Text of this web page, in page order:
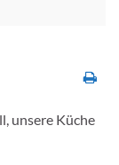
unsere Küche